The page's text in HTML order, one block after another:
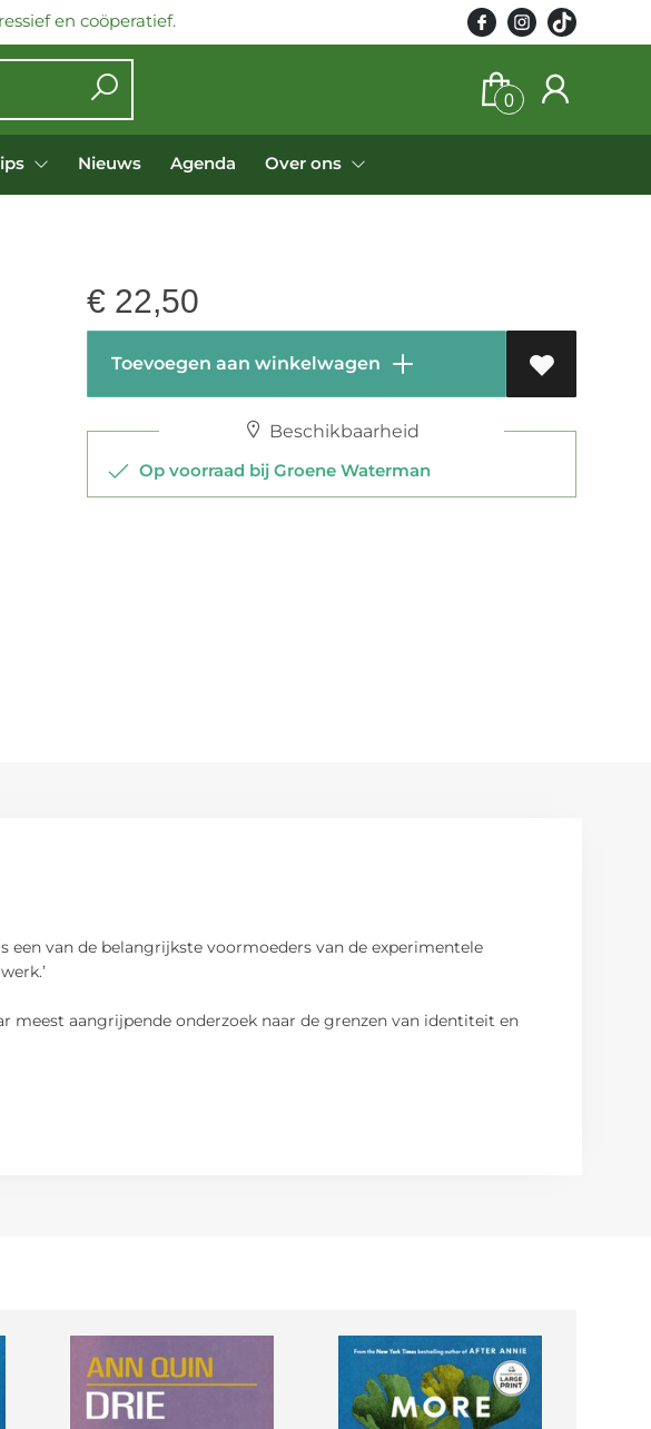
en coöperatief.
0
Nieuws Agenda Over ons
€ 22,50
Toevoegen aan winkelwagen
Beschikbaarheid
Op voorraad bij Groene Waterman
een van de belangrijkste voormoeders van de experimentele
meest aangrijpende onderzoek naar de grenzen van identiteit en